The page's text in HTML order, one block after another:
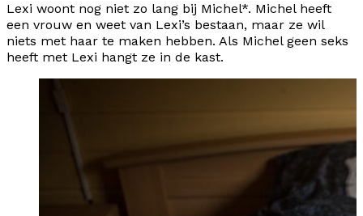
Lexi woont nog niet zo lang bij Michel*. Michel heeft
een vrouw en weet van Lexi’s bestaan, maar ze wil
niets met haar te maken hebben. Als Michel geen seks
heeft met Lexi hangt ze in de kast.